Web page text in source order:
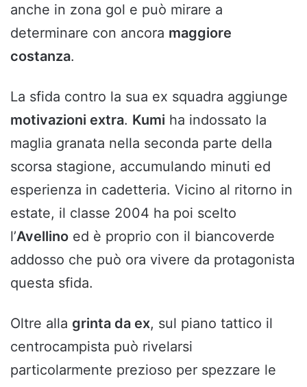
anche in zona gol e può mirare a
determinare con ancora maggiore
costanza.
La sfida contro la sua ex squadra aggiunge
motivazioni extra. Kumi ha indossato la
maglia granata nella seconda parte della
scorsa stagione, accumulando minuti ed
esperienza in cadetteria. Vicino al ritorno in
estate, il classe 2004 ha poi scelto
l’Avellino ed è proprio con il biancoverde
addosso che può ora vivere da protagonista
questa sfida.
Oltre alla grinta da ex, sul piano tattico il
centrocampista può rivelarsi
particolarmente prezioso per spezzare le